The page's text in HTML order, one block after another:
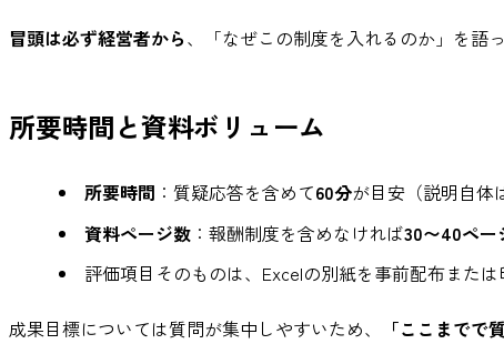
冒頭は必ず経営者から、「なぜこの制度を入れるのか」を語
所要時間と資料ボリューム
所要時間 ：質疑応答を含めて60分が目安（説明自体
資料ページ数 ：報酬制度を含めなければ30〜40ペー
評価項目そのものは、Excelの別紙を事前配布また
成果目標については質問が集中しやすいため、 「ここまでで